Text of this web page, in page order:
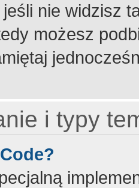
nie widzisz
możesz
i typy